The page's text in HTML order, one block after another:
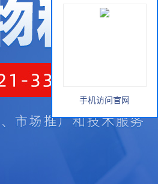
手机访问官网